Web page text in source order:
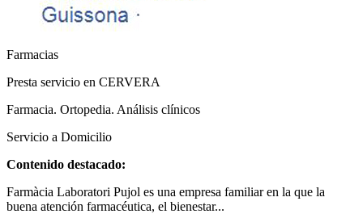
Farmacias
Presta servicio en CERVERA
Farmacia. Ortopedia. Análisis clínicos
Servicio a Domicilio
Contenido destacado:
Farmàcia Laboratori Pujol es una empresa familiar en la que la
buena atención farmacéutica, el bienestar...